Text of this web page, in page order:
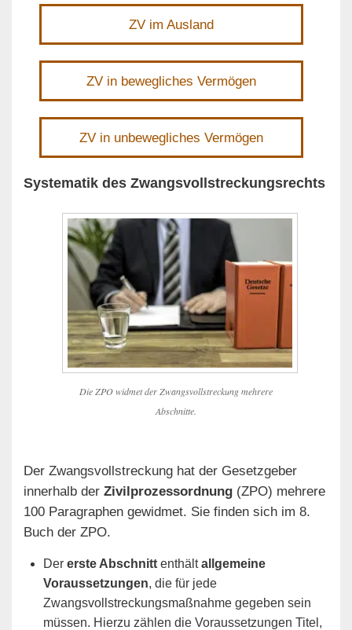
ZV im Ausland
ZV in bewegliches Vermögen
ZV in unbewegliches Vermögen
Systematik des Zwangsvollstreckungsrechts
Die ZPO widmet der Zwangsvollstreckung mehrere
Abschnitte.
Der Zwangsvollstreckung hat der Gesetzgeber
innerhalb der Zivilprozessordnung (ZPO) mehrere
100 Paragraphen gewidmet. Sie finden sich im 8.
Buch der ZPO.
Der erste Abschnitt enthältallgemeine
Voraussetzungen, die für jede
Zwangsvollstreckungsmaßnahme gegeben sein
müssen. Hierzu zählen die Voraussetzungen Titel,